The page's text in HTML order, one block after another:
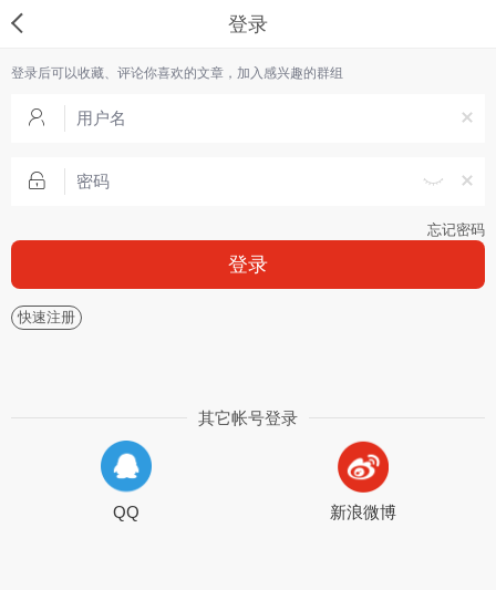
登录
登录后可以收藏、评论你喜欢的文章，加入感兴趣的群组
忘记密码
登录
快速注册
其它帐号登录
QQ 新浪微博